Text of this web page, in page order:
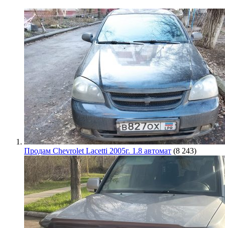
Продам Chevrolet Lacetti 2005г. 1.8 автомат (8 243)